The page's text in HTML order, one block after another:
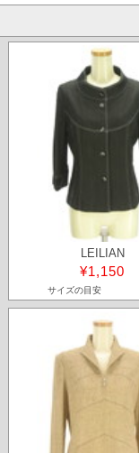
LEILIAN
¥1,150
サイズの目安